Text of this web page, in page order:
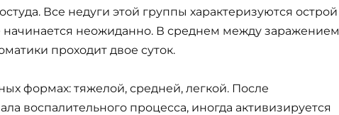
Все недуги этой группы характеризуются острой
начинается неожиданно. В среднем между заражением
проходит двое суток.
формах: тяжелой, средней, легкой. После
воспалительного процесса, иногда активизируется